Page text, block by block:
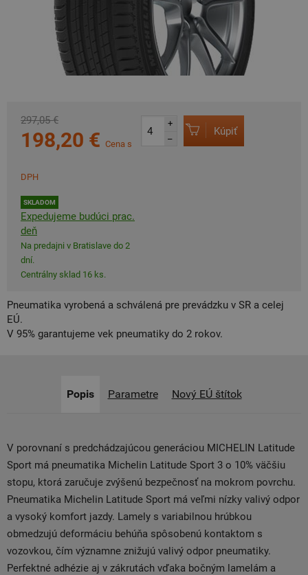
297,05 €
198,20 € Cena s
DPH
SKLADOM
Expedujeme budúci prac.
deň
Na predajni v Bratislave do 2
dní.
Centrálny sklad 16 ks.
+
–
Kúpiť
Pneumatika vyrobená a schválená pre prevádzku v SR a celej
EÚ.
V 95% garantujeme vek pneumatiky do 2 rokov.
Popis Parametre Nový EÚ štítok
V porovnaní s predchádzajúcou generáciou MICHELIN Latitude
Sport má pneumatika Michelin Latitude Sport 3 o 10% väčšiu
stopu, ktorá zaručuje zvýšenú bezpečnosť na mokrom povrchu.
Pneumatika Michelin Latitude Sport má veľmi nízky valivý odpor
a vysoký komfort jazdy. Lamely s variabilnou hrúbkou
obmedzujú deformáciu behúňa spôsobenú kontaktom s
vozovkou, čím významne znižujú valivý odpor pneumatiky.
Perfektné adhézie aj v zákrutách vďaka bočným lamelám a